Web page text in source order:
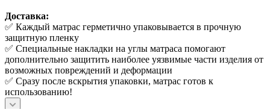
Доставка:
✅ Каждый матрас герметично упаковывается в прочную
защитную пленку
✅ Специальные накладки на углы матраса помогают
дополнительно защитить наиболее уязвимые части изделия от
возможных повреждений и деформации
✅ Сразу после вскрытия упаковки, матрас готов к
использованию!